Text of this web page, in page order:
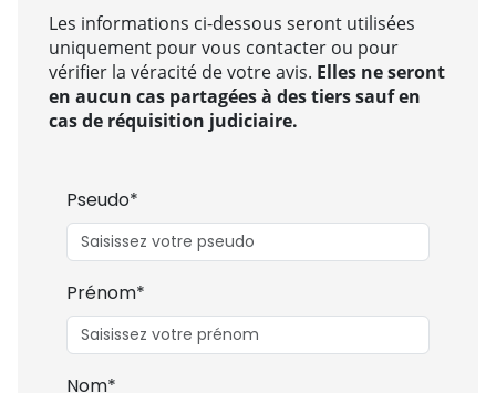
Les informations ci-dessous seront utilisées
uniquement pour vous contacter ou pour
vérifier la véracité de votre avis. Elles ne seront
en aucun cas partagées à des tiers sauf en
cas de réquisition judiciaire.
Pseudo*
Prénom*
Nom*